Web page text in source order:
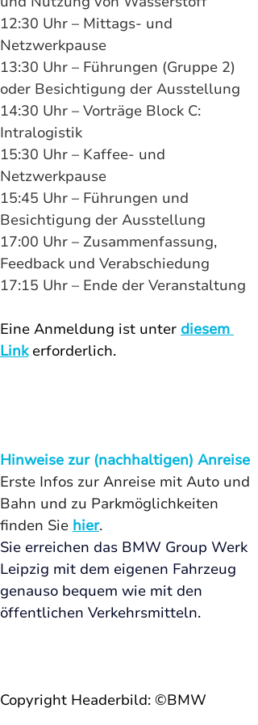
12:30 Uhr – Mittags- und
Netzwerkpause
13:30 Uhr – Führungen (Gruppe 2)
oder Besichtigung der Ausstellung
14:30 Uhr – Vorträge Block C:
Intralogistik
15:30 Uhr – Kaffee- und
Netzwerkpause
15:45 Uhr – Führungen und
Besichtigung der Ausstellung
17:00 Uhr – Zusammenfassung,
Feedback und Verabschiedung
17:15 Uhr – Ende der Veranstaltung
Eine Anmeldung ist unter diesem
Link erforderlich.
Hinweise zur (nachhaltigen) Anreise
Erste Infos zur Anreise mit Auto und
Bahn und zu Parkmöglichkeiten
finden Sie hier.
Sie erreichen das BMW Group Werk
Leipzig mit dem eigenen Fahrzeug
genauso bequem wie mit den
öffentlichen Verkehrsmitteln.
Copyright Headerbild: ©BMW